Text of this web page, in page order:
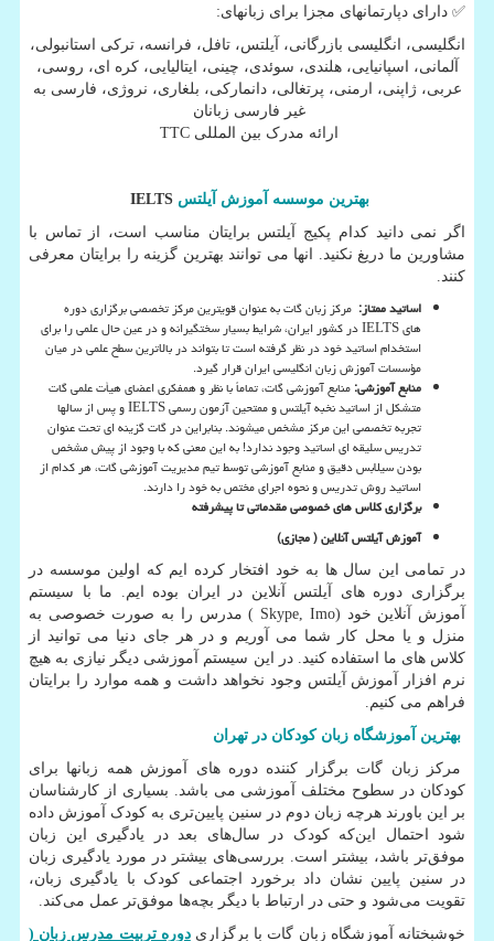
✅ دارای دپارتمانهای مجزا برای زبانهای:
انگلیسی، انگلیسی بازرگانی، آیلتس، تافل، فرانسه، ترکی استانبولی،
آلمانی، اسپانیایی، هلندی، سوئدی، چینی، ایتالیایی، کره ای، روسی،
عربی، ژاپنی، ارمنی، پرتغالی، دانمارکی، بلغاری، نروژی، فارسی به
غیر فارسی زبانان
ارائه مدرک بین المللی TTC
بهترین موسسه آموزش آیلتس IELTS
اگر نمی دانید کدام پکیج آیلتس برایتان مناسب است، از تماس با
مشاورین ما دریغ نکنید. انها می توانند بهترین گزینه را برایتان معرفی
کنند.
اساتید ممتاز: مرکز زبان گات به عنوان قویترین مرکز تخصصی برگزاری دوره
هایIELTSدر کشور ایران، شرایط بسیار سختگیرانه و در عین حال علمی را برای
استخدام اساتید خود در نظر گرفته است تا بتواند در بالاترین سطح علمی در میان
مؤسسات آموزش زبان انگلیسی ایران قرار گیرد.
منابع آموزشی:منابع آموزشی گات، تماماً با نظر و همفکری اعضای هیأت علمی گات
متشکل از اساتید نخبه آیلتس و ممتحین آزمون رسمیIELTSو پس از سالها
تجربه تخصصی این مرکز مشخص می­شوند. بنابراین در گات گزینه ای تحت عنوان
تدریس سلیقه ای اساتید وجود ندارد! به این معنی که با وجود از پیش مشخص
بودن سیلابس دقیق و منابع آموزشی توسط تیم مدیریت آموزشی گات، هر کدام از
اساتید روش تدریس و نحوه اجرای مختص به خود را دارند.
برگزاری کلاس های خصوصی مقدماتی تا پیشرفته
آموزش آیلتس آنلاین ( مجازی(
در تمامی این سال ها به خود افتخار کرده ایم که اولین موسسه در
برگزاری دوره های آیلتس آنلاین در ایران بوده ایم. ما با سیستم
آموزش آنلاین خود ( Skype, Imo) مدرس را به صورت خصوصی به
منزل و یا محل کار شما می آوریم و در هر جای دنیا می توانید از
کلاس های ما استفاده کنید. در این سیستم آموزشی دیگر نیازی به هیچ
نرم افزار آموزش آیلتس وجود نخواهد داشت و همه موارد را برایتان
فراهم می کنیم.
بهترین آموزشگاه زبان کودکان در تهران
مرکز زبان گات برگزار کننده دوره های آموزش همه زبانها برای
کودکان در سطوح مختلف آموزشی می باشد. بسیاری از کار‌شناسان
بر این باورند هرچه زبان دوم در سنین پایین‌تری به کودک آموزش داده
شود احتمال این‌که کودک در سال‌های بعد در یادگیری این زبان
موفق‌تر باشد، بیشتر است. بررسی‌های بیشتر در مورد یادگیری زبان
در سنین پایین نشان داد برخورد اجتماعی‌ کودک با یادگیری زبان،
تقویت می‌شود و حتی در ارتباط با دیگر بچه‌ها موفق‌تر عمل می‌کند.
خوشبختانه آموزشگاه زبان گات با برگزاریدوره تربیت مدرس زبان (